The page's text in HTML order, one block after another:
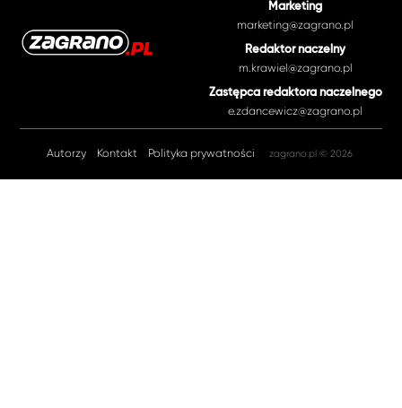
Marketing
marketing@zagrano.pl
Redaktor naczelny
m.krawiel@zagrano.pl
Zastępca redaktora naczelnego
e.zdancewicz@zagrano.pl
Autorzy Kontakt Polityka prywatności zagrano.pl © 2026